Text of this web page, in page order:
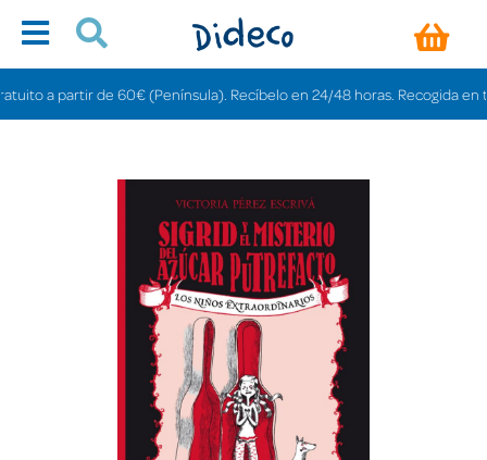
a partir de 60€ (Península). Recíbelo en 24/48 horas. Recogida en